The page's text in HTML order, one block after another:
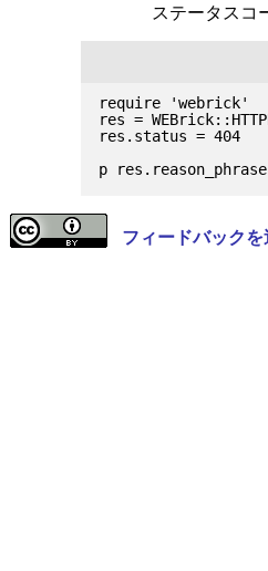
ステータスコ
require 'webrick'
res =
res.status = 404
フィードバックを